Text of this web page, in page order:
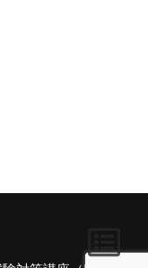
話 過去問解説
話 過去問解説